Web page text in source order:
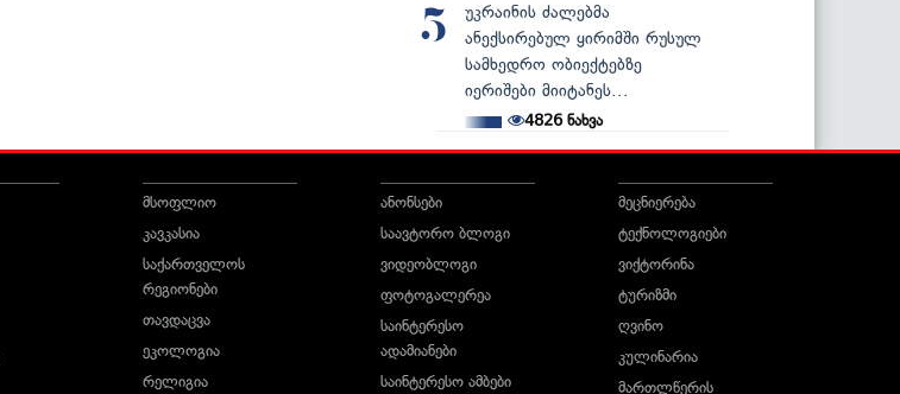
5
უკრაინის ძალებმა
ანექსირებულ ყირიმში რუსულ
სამხედრო ობიექტებზე
იერიშები მიიტანეს...
4826ნახვა
მსოფლიო
კავკასია
საქართველოს
რეგიონები
თავდაცვა
ეკოლოგია
რელიგია
ანონსები
საავტორო ბლოგი
ვიდეობლოგი
ფოტოგალერეა
საინტერესო
ადამიანები
საინტერესო ამბები
მეცნიერება
ტექნოლოგიები
ვიქტორინა
ტურიზმი
ღვინო
კულინარია
მართლწერის